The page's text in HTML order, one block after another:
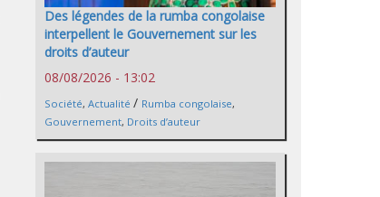
Des légendes de la rumba congolaise
interpellent le Gouvernement sur les
droits d’auteur
08/08/2026 - 13:02
Société, Actualité / Rumba congolaise,
Gouvernement, Droits d’auteur